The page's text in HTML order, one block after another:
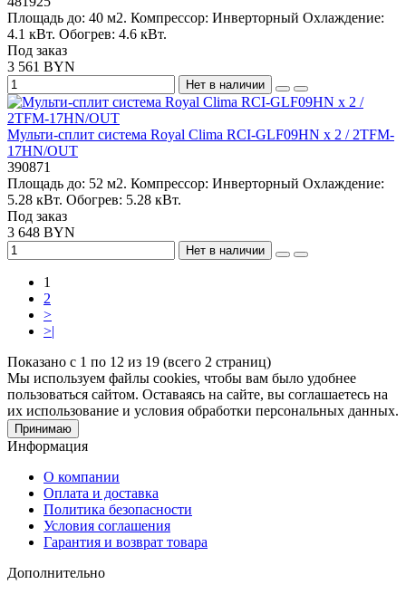
Площадь до: 40 м2. Компрессор: Инверторный Охлаждение:
4.1 кВт. Обогрев: 4.6 кВт.
Под заказ
3 561 BYN
Нет в наличии
Мульти-сплит система Royal Clima RCI-GLF09HN x 2 / 2TFM-
17HN/OUT
390871
Площадь до: 52 м2. Компрессор: Инверторный Охлаждение:
5.28 кВт. Обогрев: 5.28 кВт.
Под заказ
3 648 BYN
Нет в наличии
1
2
>
>|
Показано с 1 по 12 из 19 (всего 2 страниц)
Мы используем файлы cookies, чтобы вам было удобнее
пользоваться сайтом. Оставаясь на сайте, вы соглашаетесь на
их использование и условия обработки персональных данных.
Принимаю
Информация
О компании
Оплата и доставка
Политика безопасности
Условия соглашения
Гарантия и возврат товара
Дополнительно